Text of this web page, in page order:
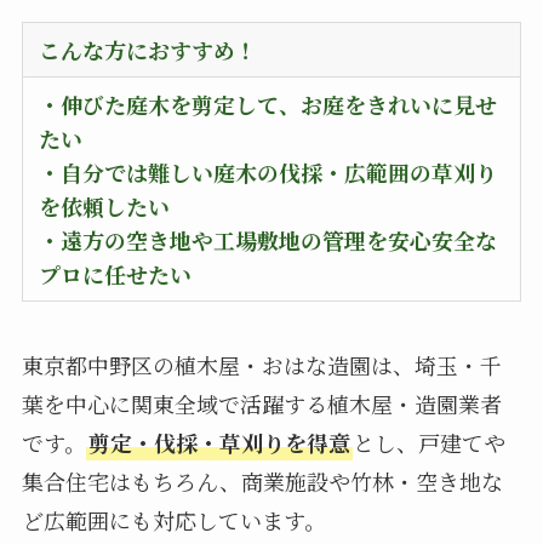
こんな方におすすめ！
・伸びた庭木を剪定して、お庭をきれいに見せ
たい
・自分では難しい庭木の伐採・広範囲の草刈り
を依頼したい
・遠方の空き地や工場敷地の管理を安心安全な
プロに任せたい
東京都中野区の植木屋・おはな造園は、埼玉・千
葉を中心に関東全域で活躍する植木屋・造園業者
です。 剪定・伐採・草刈りを得意とし、戸建てや
集合住宅はもちろん、商業施設や竹林・空き地な
ど広範囲にも対応しています。